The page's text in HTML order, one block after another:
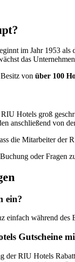
im Jahr 1953
das
von über 100
Hotels groß
anschließend von
die Mitarbeiter der
oder Fragen
ein?
einfach während des
Gutscheine
der RIU Hotels